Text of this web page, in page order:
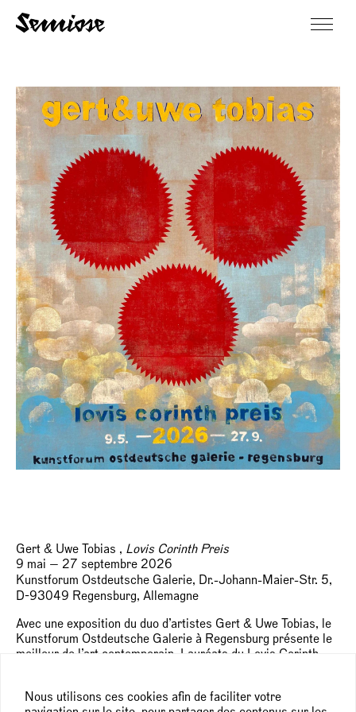
Nous utilisons ces cookies afin de faciliter votre
Gert & Uwe Tobias , Lovis Corinth Preis
9 mai — 27 septembre 2026
Kunstforum Ostdeutsche Galerie, Dr.-Johann-Maier-Str. 5,
D-93049 Regensburg, Allemagne
Avec une exposition du duo d’artistes Gert & Uwe Tobias, le
Kunstforum Ostdeutsche Galerie à Regensburg présente le
meilleur de l’art contemporain. Lauréats du Lovis Corinth
sculptures transportent le public dans un univers